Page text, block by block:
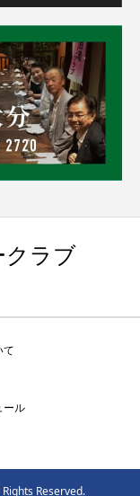
クラブ
て
ール
Reserved.